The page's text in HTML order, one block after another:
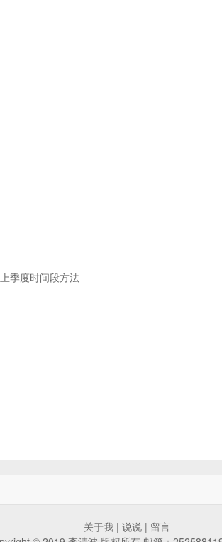
季度时间段方法
关于我 | 说说 | 留言